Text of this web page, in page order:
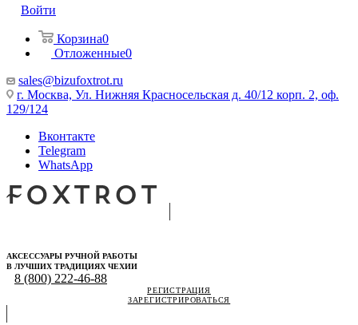
Войти
Корзина0
Отложенные0
sales@bizufoxtrot.ru
г. Москва, Ул. Нижняя Красносельская д. 40/12 корп. 2, оф.
129/124
Вконтакте
Telegram
WhatsApp
АКСЕССУАРЫ РУЧНОЙ РАБОТЫ
В ЛУЧШИХ ТРАДИЦИЯХ ЧЕХИИ
8 (800) 222-46-88
РЕГИСТРАЦИЯ
ЗАРЕГИСТРИРОВАТЬСЯ